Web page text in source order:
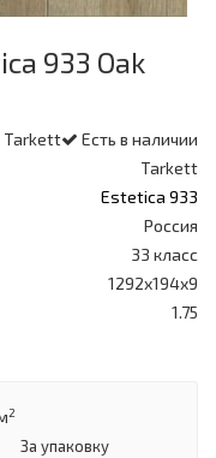
933 Oak
Есть в наличии
Tarkett
Tarkett
Estetica 933
Россия
33 класс
1292x194x9
1.75
2
За упаковку